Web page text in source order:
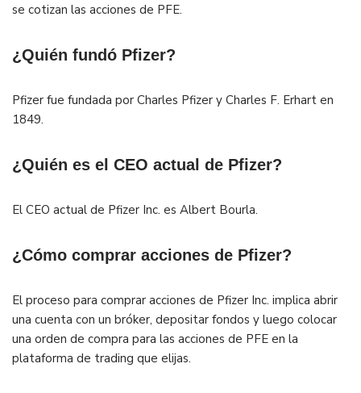
se cotizan las acciones de PFE.
¿Quién fundó Pfizer?
Pfizer fue fundada por Charles Pfizer y Charles F. Erhart en
1849.
¿Quién es el CEO actual de Pfizer?
El CEO actual de Pfizer Inc. es Albert Bourla.
¿Cómo comprar acciones de Pfizer?
El proceso para comprar acciones de Pfizer Inc. implica abrir
una cuenta con un bróker, depositar fondos y luego colocar
una orden de compra para las acciones de PFE en la
plataforma de trading que elijas.